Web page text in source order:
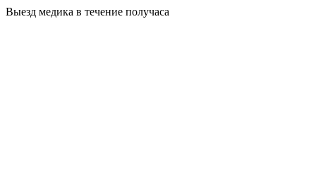
Выезд медика в течение получаса